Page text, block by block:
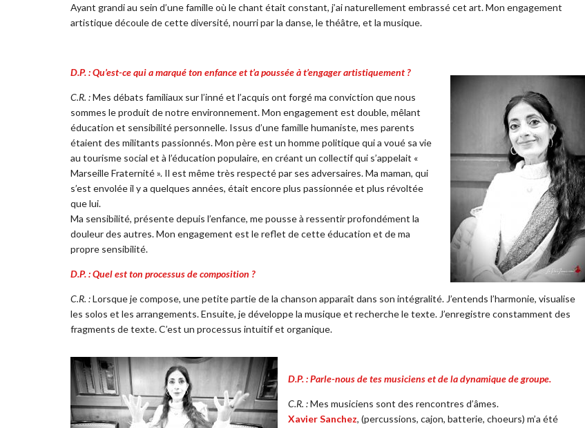
Ayant grandi au sein d’une famille où le chant était constant, j’ai naturellement embrassé cet art. Mon engagement
artistique découle de cette diversité, nourri par la danse, le théâtre, et la musique.
D.P. : Qu’est-ce qui a marqué ton enfance et t’a poussée à t’engager artistiquement ?
C.R. :Mes débats familiaux sur l’inné et l’acquis ont forgé ma conviction que nous
sommes le produit de notre environnement. Mon engagement est double, mêlant
éducation et sensibilité personnelle. Issus d’une famille humaniste, mes parents
étaient des militants passionnés. Mon père est un homme politique qui a voué sa vie
au tourisme social et à l’éducation populaire, en créant un collectif qui s’appelait «
Marseille Fraternité ». Il est même très respecté par ses adversaires. Ma maman, qui
s’est envolée il y a quelques années, était encore plus passionnée et plus révoltée
que lui.
Ma sensibilité, présente depuis l’enfance, me pousse à ressentir profondément la
douleur des autres. Mon engagement est le reflet de cette éducation et de ma
propre sensibilité.
D.P. : Quel est ton processus de composition ?
C.R. :Lorsque je compose, une petite partie de la chanson apparaît dans son intégralité. J’entends l’harmonie, visualise
les solos et les arrangements. Ensuite, je développe la musique et recherche le texte. J’enregistre constamment des
fragments de texte. C’est un processus intuitif et organique.
D.P. : Parle-nous de tes musiciens et de la dynamique de groupe.
C.R. :Mes musiciens sont des rencontres d’âmes.
Xavier Sanchez, (percussions, cajon, batterie, choeurs) m’a été